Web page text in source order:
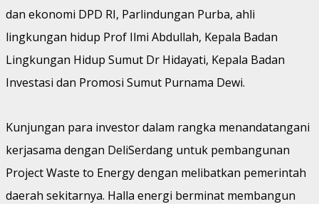
dan ekonomi DPD RI, Parlindungan Purba, ahli
lingkungan hidup Prof Ilmi Abdullah, Kepala Badan
Lingkungan Hidup Sumut Dr Hidayati, Kepala Badan
Investasi dan Promosi Sumut Purnama Dewi.
Kunjungan para investor dalam rangka menandatangani
kerjasama dengan DeliSerdang untuk pembangunan
Project Waste to Energy dengan melibatkan pemerintah
daerah sekitarnya. Halla energi berminat membangun